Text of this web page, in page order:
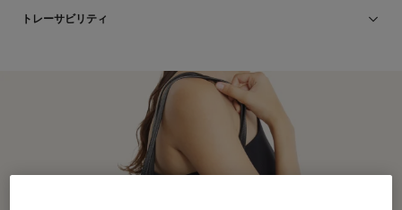
表地 牛革 100% 裏地 ポリエステル 100%
トレーサビリティ